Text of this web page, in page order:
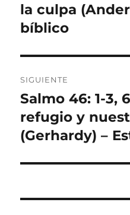
entradas
anterior:
la culpa
bíblico
SIGUIENTE
Entrada
siguiente:
Salmo 46: 1-3,
refugio y
(Gerhardy) –